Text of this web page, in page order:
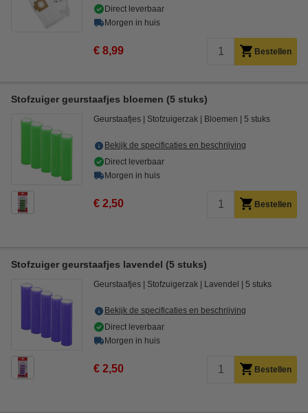
Direct leverbaar
Morgen in huis
€ 8,99 Bestellen
Stofzuiger geurstaafjes bloemen (5 stuks)
Geurstaafjes Stofzuigerzak Bloemen 5 stuks
Bekijk de specificaties en beschrijving
Direct leverbaar
Morgen in huis
€ 2,50 Bestellen
Stofzuiger geurstaafjes lavendel (5 stuks)
Geurstaafjes Stofzuigerzak Lavendel 5 stuks
Bekijk de specificaties en beschrijving
Direct leverbaar
Morgen in huis
€ 2,50 Bestellen